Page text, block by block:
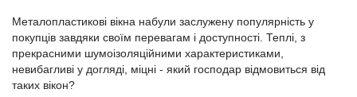
Металопластикові вікна набули заслужену популярність у
покупців завдяки своїм перевагам і доступності. Теплі, з
прекрасними шумоізоляційними характеристиками,
невибагливі у догляді, міцні - який господар відмовиться від
таких вікон?